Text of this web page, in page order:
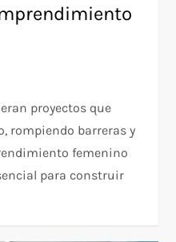
proyectos que
rompiendo barreras y
femenino
para construir